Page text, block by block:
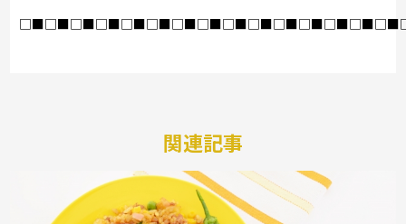
関連記事